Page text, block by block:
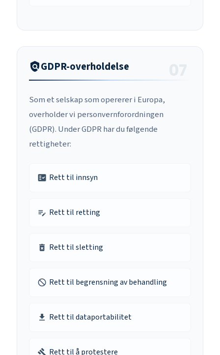
policyGDPR-overholdelse
Som et selskap som opererer i Europa,
overholder vi personvernforordningen
(GDPR). Under GDPR har du følgende
rettigheter:
fact_check Rett til innsyn
edit_note Rett til retting
delete_forever Rett til sletting
do_not_disturb Rett til begrensning av behandling
download Rett til dataportabilitet
gavel Rett til å protestere